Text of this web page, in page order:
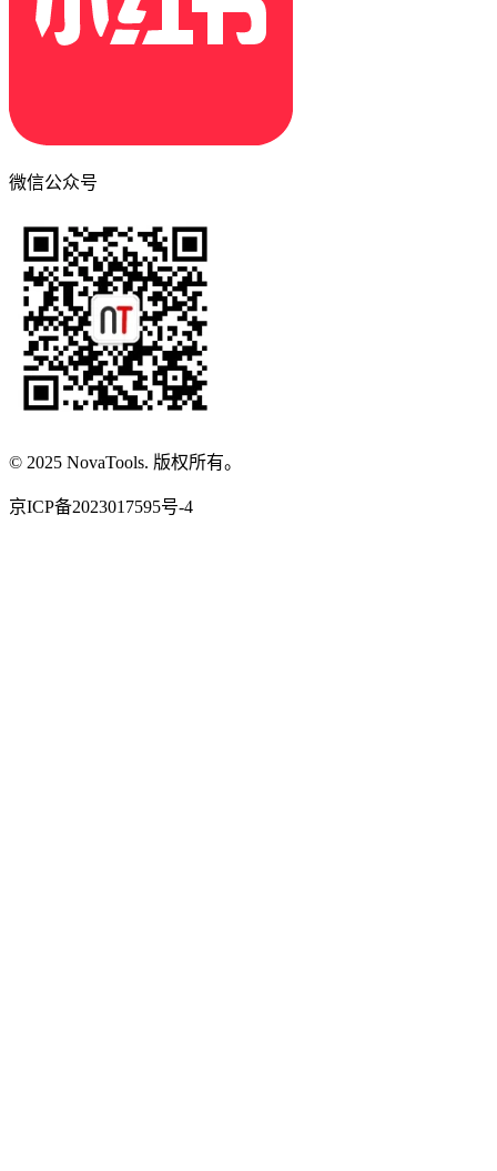
微信公众号
© 2025 NovaTools. 版权所有。
京ICP备2023017595号-4